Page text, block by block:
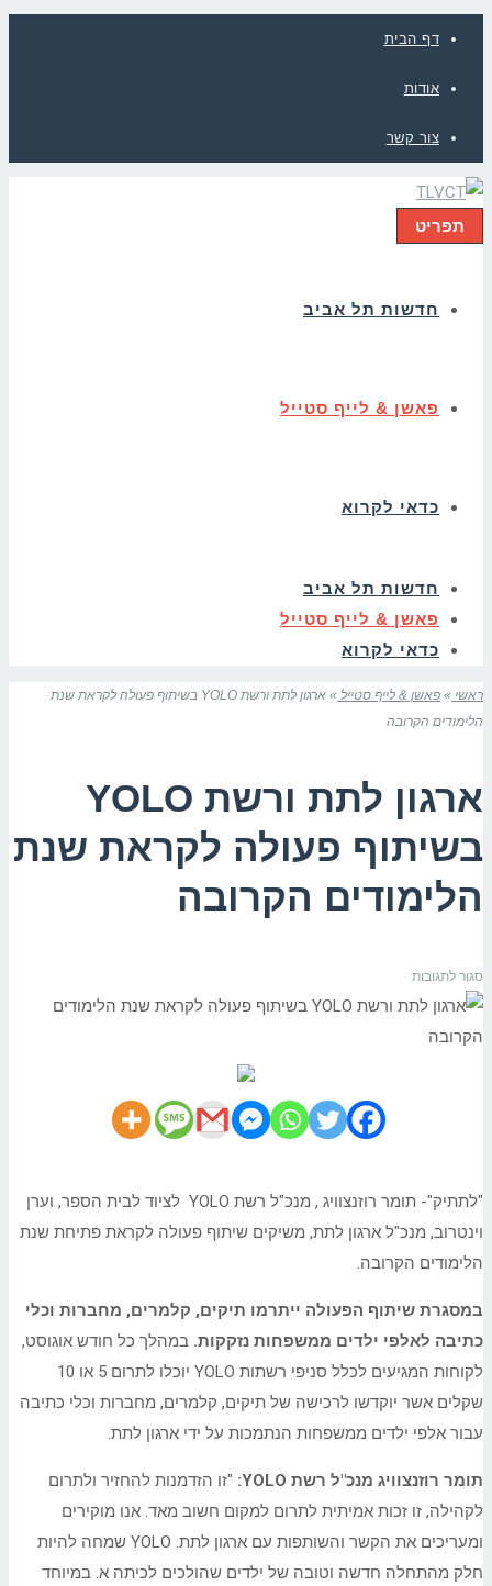
דף הבית
אודות
צור קשר
תפריט
חדשות תל אביב
פאשן & לייף סטייל
כדאי לקרוא
חדשות תל אביב
פאשן & לייף סטייל
כדאי לקרוא
ראשי » פאשן & לייף סטייל »
ארגון לתת ורשת YOLO בשיתוף פעולה לקראת שנת
הלימודים הקרובה
ארגון לתת ורשת YOLO
בשיתוף פעולה לקראת שנת
הלימודים הקרובה
סגור לתגובותארגון
ורשת
הקרובה
"לתתיק"- תומר רוזנצוויג , מנכ"ל רשת YOLO לציוד לבית הספר, וערן
וינטרוב, מנכ"ל ארגון לתת, משיקים שיתוף פעולה לקראת פתיחת שנת
הלימודים הקרובה.
במסגרת שיתוף הפעולה ייתרמו תיקים, קלמרים, מחברות וכלי
כתיבה לאלפי ילדים ממשפחות נזקקות. במהלך כל חודש אוגוסט,
לקוחות המגיעים לכלל סניפי רשתות YOLO יוכלו לתרום 5 או 10
שקלים אשר יוקדשו לרכישה של תיקים, קלמרים, מחברות וכלי כתיבה
עבור אלפי ילדים ממשפחות הנתמכות על ידי ארגון לתת.
תומר רוזנצוויג מנכ"ל רשת YOLO
: "זו הזדמנות להחזיר ולתרום
לקהילה, זו זכות אמיתית לתרום למקום חשוב מאד. אנו מוקירים
ומעריכים את הקשר והשותפות עם ארגון לתת. YOLO שמחה להיות
חלק מהתחלה חדשה וטובה של ילדים שהולכים לכיתה א. במיוחד